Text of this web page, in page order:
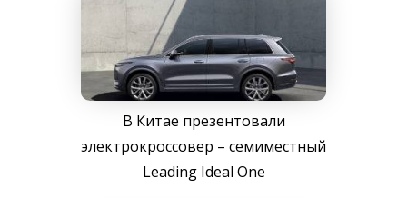
В Китае презентовали
электрокроссовер – семиместный
Leading Ideal One